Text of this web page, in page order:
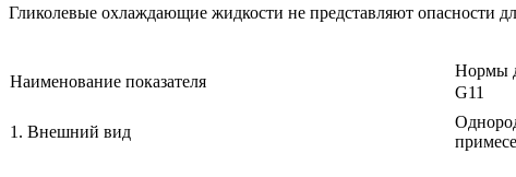
Гликолевые охлаждающие жидкости не представляют опасности
Наименование показателя
Нормы
G11
1. Внешний вид